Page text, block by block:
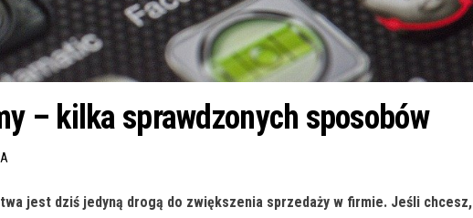
– kilka sprawdzonych sposobów
jest dziś jedyną drogą do zwiększenia sprzedaży w firmie. Jeśli chcesz,